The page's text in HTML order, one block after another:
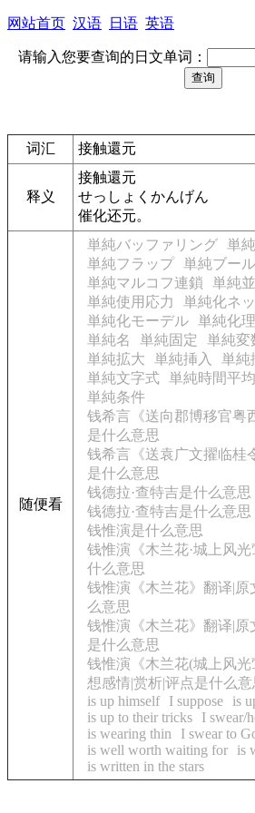
网站首页 汉语 日语 英语
请输入您要查询的日文单词：
词汇 接触還元
释义
接触還元
せっしょくかんげん
催化还元。
随便看
単純バッファリング 単
単純フラップ 単純ブー
単純マルコフ連鎖
単純
単純使用応力
単純化ネ
単純化モーデル 単純化
単純名
単純固定 単純変
単純拡大
単純挿入 単純
単純文字式 単純時間平
単純条件
钱希言《送向郡博移官粤
是什么意思
钱希言《送袁广文擢临桂
是什么意思
钱德拉·查特吉是什么意思
钱德拉·查特吉是什么意思
钱惟演是什么意思
钱惟演《木兰花·城上风
什么意思
钱惟演《木兰花》翻译|原
么意思
钱惟演《木兰花》翻译|原
是什么意思
钱惟演《木兰花(城上风光
想感情|赏析|评点是什么意
is up himself
I suppose
is
is up to their tricks
I swear/
is wearing thin
I swear to
is well worth waiting for
is
is written in the stars